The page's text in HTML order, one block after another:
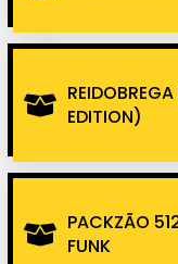
EDITION)
PACKZÃO
FUNK